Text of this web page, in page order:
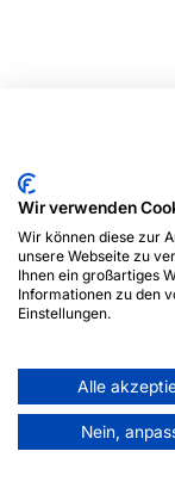
Wir verwenden
Wir können diese zur
unsere Webseite zu
Ihnen ein großartiges
Informationen zu den
Einstellungen.
Alle
Nein,